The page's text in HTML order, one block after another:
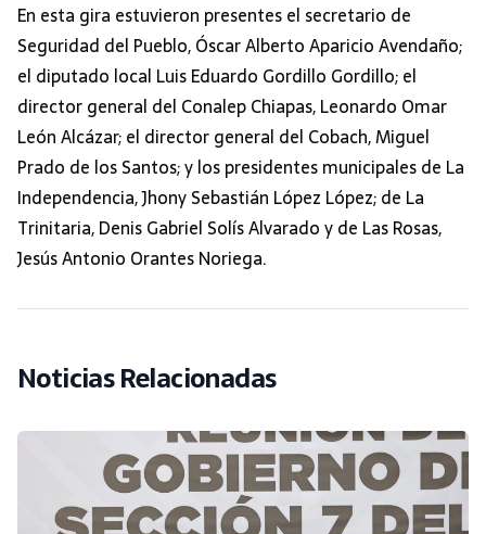
En esta gira estuvieron presentes el secretario de
Seguridad del Pueblo, Óscar Alberto Aparicio Avendaño;
el diputado local Luis Eduardo Gordillo Gordillo; el
director general del Conalep Chiapas, Leonardo Omar
León Alcázar; el director general del Cobach, Miguel
Prado de los Santos; y los presidentes municipales de La
Independencia, Jhony Sebastián López López; de La
Trinitaria, Denis Gabriel Solís Alvarado y de Las Rosas,
Jesús Antonio Orantes Noriega.
Noticias Relacionadas